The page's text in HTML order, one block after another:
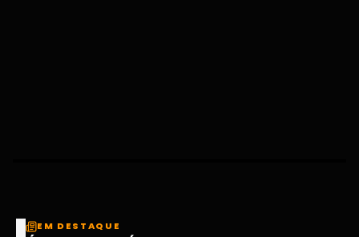
EM DESTAQUE